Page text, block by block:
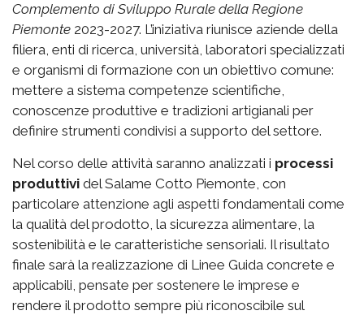
Complemento di Sviluppo Rurale della Regione
Piemonte 2023-2027. L’iniziativa riunisce aziende della
filiera, enti di ricerca, università, laboratori specializzati
e organismi di formazione con un obiettivo comune:
mettere a sistema competenze scientifiche,
conoscenze produttive e tradizioni artigianali per
definire strumenti condivisi a supporto del settore.
Nel corso delle attività saranno analizzati i processi
produttivi del Salame Cotto Piemonte, con
particolare attenzione agli aspetti fondamentali come
la qualità del prodotto, la sicurezza alimentare, la
sostenibilità e le caratteristiche sensoriali. Il risultato
finale sarà la realizzazione di Linee Guida concrete e
applicabili, pensate per sostenere le imprese e
rendere il prodotto sempre più riconoscibile sul